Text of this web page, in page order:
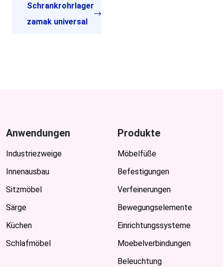
Schrankrohrlager
zamak universal
Anwendungen
Industriezweige
Innenausbau
Sitzmöbel
Särge
Küchen
Schlafmöbel
Produkte
Möbelfüße
Befestigungen
Verfeinerungen
Bewegungselemente
Einrichtungssysteme
Moebelverbindungen
Beleuchtung